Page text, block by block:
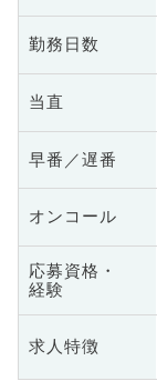
勤務日数
当直
早番／遅番
オンコール
応募資格・
経験
求人特徴